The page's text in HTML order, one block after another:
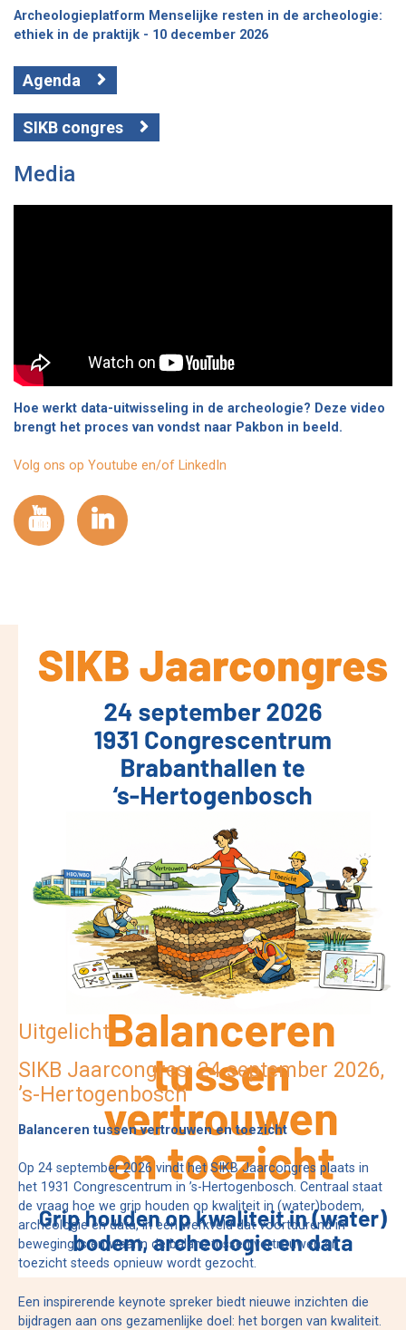
Archeologieplatform Menselijke resten in de archeologie:
ethiek in de praktijk - 10 december 2026
Agenda
SIKB congres
Media
Hoe werkt data-uitwisseling in de archeologie? Deze video
brengt het proces van vondst naar Pakbon in beeld.
Volg ons op Youtube en/of LinkedIn
Uitgelicht
SIKB Jaarcongres: 24 september 2026,
’s-Hertogenbosch
Balanceren tussen vertrouwen en toezicht
Op 24 september 2026 vindt het SIKB Jaarcongres plaats in
het 1931 Congrescentrum in ’s-Hertogenbosch. Centraal staat
de vraag hoe we grip houden op kwaliteit in (water)bodem,
archeologie en data, in een werkveld dat voortdurend in
beweging is en waarin de balans tussen vertrouwen en
toezicht steeds opnieuw wordt gezocht.
Een inspirerende keynote spreker biedt nieuwe inzichten die
bijdragen aan ons gezamenlijke doel: het borgen van kwaliteit.